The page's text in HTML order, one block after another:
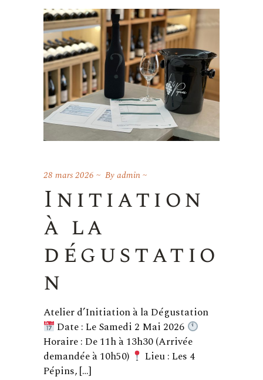
28 mars 2026 Byadmin
Initiation
à la
dégustatio
n
Atelier d’Initiation à la Dégustation
Date : Le Samedi 2 Mai 2026
Horaire : De 11h à 13h30 (Arrivée
demandée à 10h50)
Lieu : Les 4
Pépins, […]